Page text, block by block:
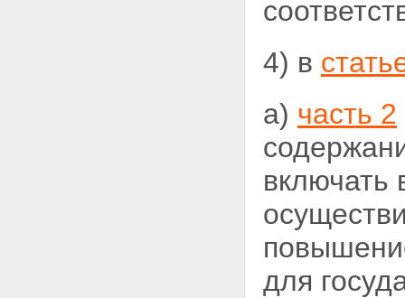
4) в
а) часть 2
включать
для